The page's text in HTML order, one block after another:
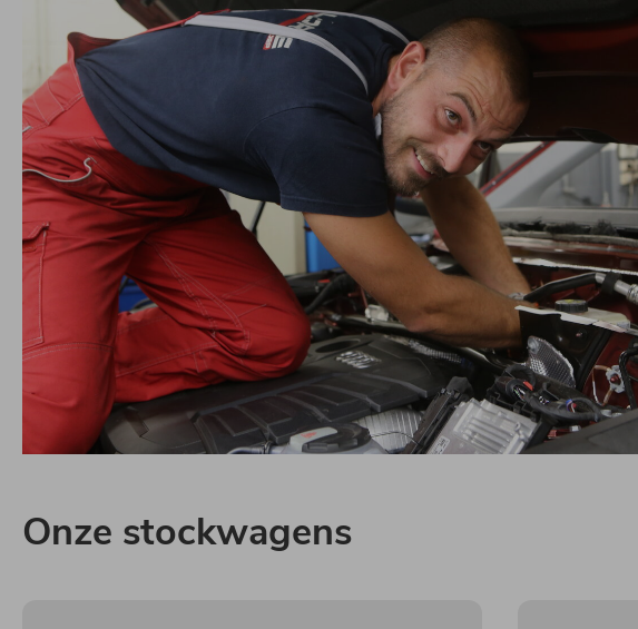
Onze stockwagens